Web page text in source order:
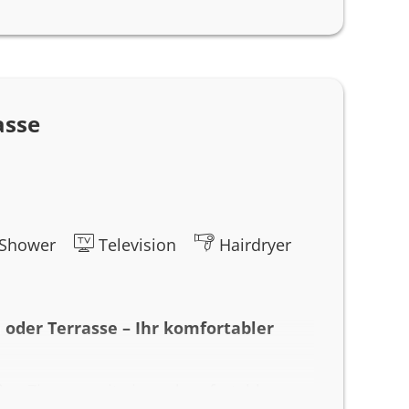
Shower Television
Hairdryer
Terrasse – Ihr komfortabler